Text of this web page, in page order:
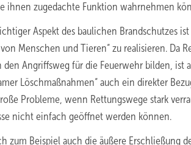
ihnen zugedachte Funktion wahrnehmen
Aspekt des baulichen Brandschutzes
Menschen und Tieren“ zu realisieren. Da
Angriffsweg für die Feuerwehr bilden, ist
Löschmaßnahmen“ auch ein direkter
Probleme, wenn Rettungswege stark
nicht einfach geöffnet werden können.
zum Beispiel auch die äußere Erschließung